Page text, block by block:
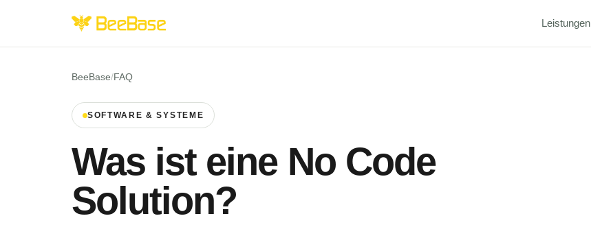
Leistungen
BeeBase/FAQ
SOFTWARE & SYSTEME
Was ist eine No Code
Solution?